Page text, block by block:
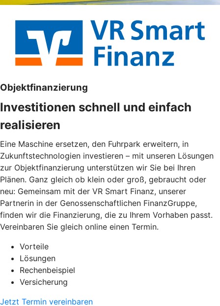
Objektfinanzierung
Investitionen schnell und einfach
realisieren
Eine Maschine ersetzen, den Fuhrpark erweitern, in
Zukunftstechnologien investieren – mit unseren Lösungen
zur Objektfinanzierung unterstützen wir Sie bei Ihren
Plänen. Ganz gleich ob klein oder groß, gebraucht oder
neu: Gemeinsam mit der VR Smart Finanz, unserer
Partnerin in der Genossenschaftlichen FinanzGruppe,
finden wir die Finanzierung, die zu Ihrem Vorhaben passt.
Vereinbaren Sie gleich online einen Termin.
Vorteile
Lösungen
Rechenbeispiel
Versicherung
Jetzt Termin vereinbaren